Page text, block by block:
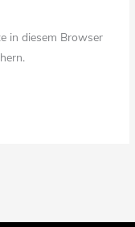
in diesem Browser